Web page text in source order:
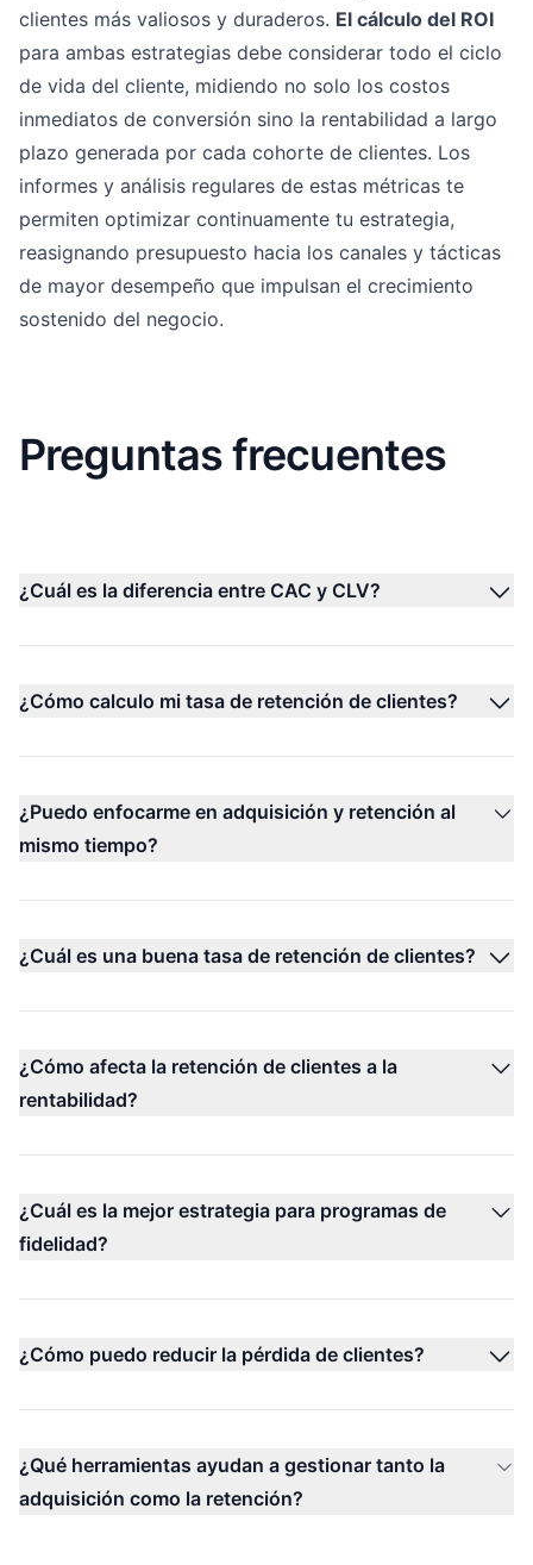
clientes más valiosos y duraderos. El cálculo del ROI
para ambas estrategias debe considerar todo el ciclo
de vida del cliente, midiendo no solo los costos
inmediatos de conversión sino la rentabilidad a largo
plazo generada por cada cohorte de clientes. Los
informes y análisis regulares de estas métricas te
permiten optimizar continuamente tu estrategia,
reasignando presupuesto hacia los canales y tácticas
de mayor desempeño que impulsan el crecimiento
sostenido del negocio.
Preguntas frecuentes
¿Cuál es la diferencia entre CAC y CLV?
¿Cómo calculo mi tasa de retención de clientes?
¿Puedo enfocarme en adquisición y retención al
mismo tiempo?
¿Cuál es una buena tasa de retención de clientes?
¿Cómo afecta la retención de clientes a la
rentabilidad?
¿Cuál es la mejor estrategia para programas de
fidelidad?
¿Cómo puedo reducir la pérdida de clientes?
¿Qué herramientas ayudan a gestionar tanto la
adquisición como la retención?